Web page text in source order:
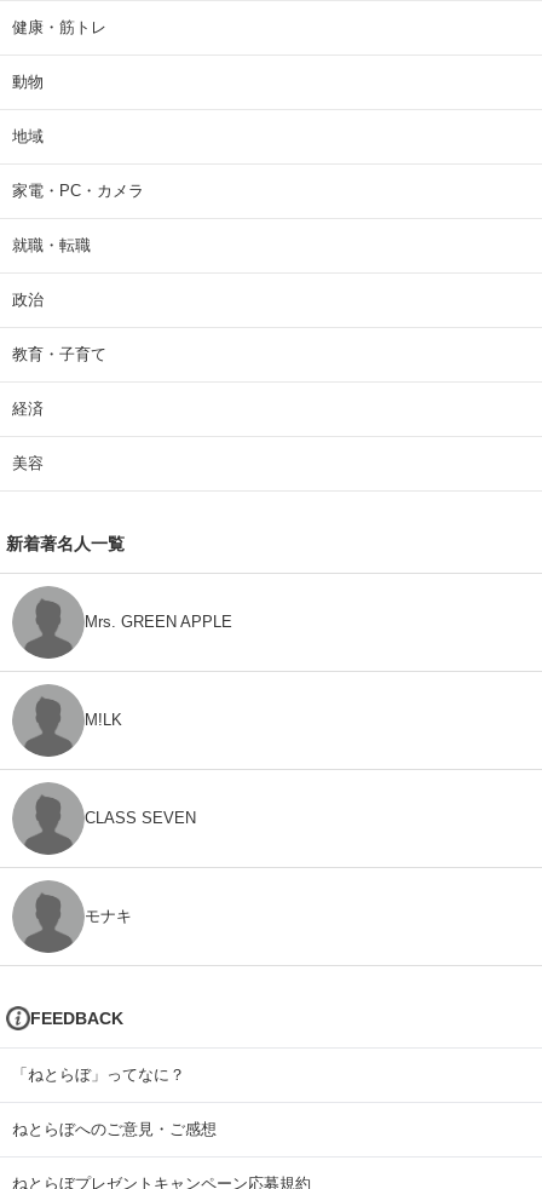
健康・筋トレ
動物
地域
家電・PC・カメラ
就職・転職
政治
教育・子育て
経済
美容
新着著名人一覧
Mrs. GREEN APPLE
M!LK
CLASS SEVEN
モナキ
FEEDBACK
「ねとらぼ」ってなに？
ねとらぼへのご意見・ご感想
ねとらぼプレゼントキャンペーン応募規約